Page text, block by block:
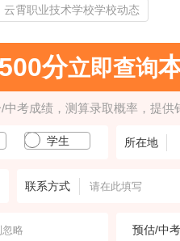
云霄职业技术学校学校动态
分立即查询
中考成绩，测算录取概率，提供
学生 所在地
联系方式
预估/中